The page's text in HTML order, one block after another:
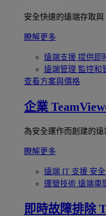
安全快速的遠端存取與
瞭解更多
遠端支援 提供即
遠端管理 監控和
查看方案與價格
企業
為安全運作而創建的遠
瞭解更多
遠端 IT 支援 安
運營技術 遠端車
即時故障排除